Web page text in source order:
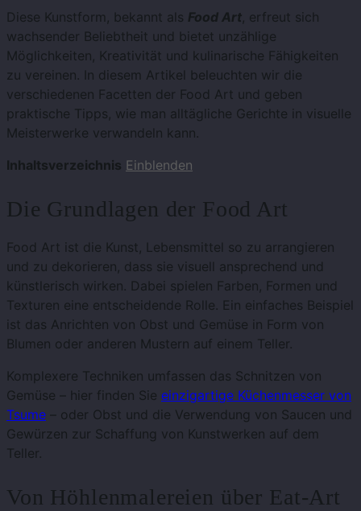
Diese Kunstform, bekannt als Food Art , erfreut sich
wachsender Beliebtheit und bietet unzählige
Möglichkeiten, Kreativität und kulinarische Fähigkeiten
zu vereinen. In diesem Artikel beleuchten wir die
verschiedenen Facetten der Food Art und geben
praktische Tipps, wie man alltägliche Gerichte in visuelle
Meisterwerke verwandeln kann.
Inhaltsverzeichnis Einblenden
Die Grundlagen der Food Art
Food Art ist die Kunst, Lebensmittel so zu arrangieren
und zu dekorieren, dass sie visuell ansprechend und
künstlerisch wirken. Dabei spielen Farben, Formen und
Texturen eine entscheidende Rolle. Ein einfaches Beispiel
ist das Anrichten von Obst und Gemüse in Form von
Blumen oder anderen Mustern auf einem Teller.
Komplexere Techniken umfassen das Schnitzen von
Gemüse – hier finden Sie einzigartige Küchenmesser von
Tsume – oder Obst und die Verwendung von Saucen und
Gewürzen zur Schaffung von Kunstwerken auf dem
Teller.
Von Höhlenmalereien über Eat-Art